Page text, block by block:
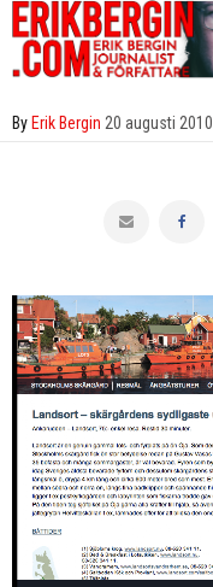
By Erik Bergin 20 augusti 2010